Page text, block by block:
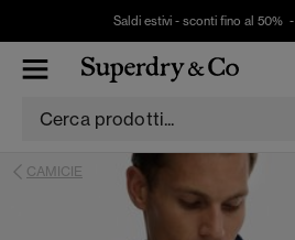
Saldi estivi - sconti fino al 50% -
CAMICIE